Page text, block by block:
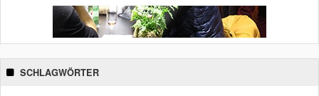
SCHLAGWÖRTER